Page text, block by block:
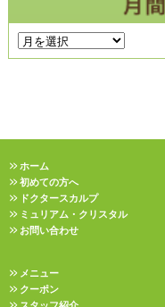
ホーム
初めての方へ
ドクタースカルプ
ミュリアム・クリスタル
お問い合わせ
メニュー
クーポン